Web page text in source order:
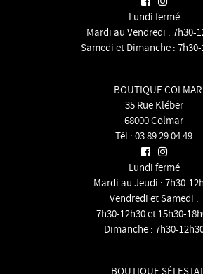
Lundi fermé
Mardi au Vendredi : 7h30-
Samedi et Dimanche :
BOUTIQUE COLMAR
35 Rue Kléber
68000 Colmar
Tél : 03 89 29 04 49
Lundi fermé
Mardi au Jeudi : 7h30-
Vendredi et Samedi :
7h30-12h30 et 15h30-
Dimanche : 7h30-
BOUTIQUE